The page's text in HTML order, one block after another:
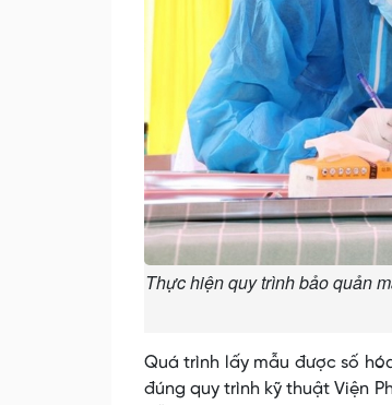
Thực hiện quy trình bảo quản
Quá trình lấy mẫu được số
đúng quy trình kỹ thuật Viện